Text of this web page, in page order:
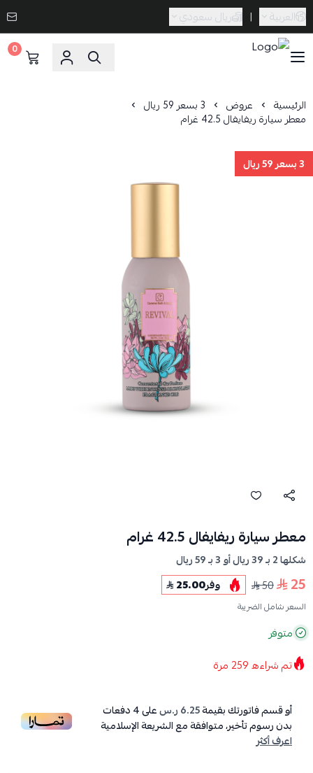
العربية | ريال سعودي
0
الرئيسية عروض 3 بسعر 59 ريال
معطر سيارة ريفايفال 42.5 غرام
3 بسعر 59 ريال
معطر سيارة ريفايفال 42.5 غرام
شكلها 2 بـ 39 ريال أو 3 بـ 59 ريال
25
50 وفر25.00
السعر شامل الضريبة
متوفر
تم شراءه259 مرة
أو قسم فاتورتك بقيمة6.25 ر.س على4دفعات
بدون رسوم تأخير، متوافقة مع الشريعة الإسلامية
اعرف أكثر